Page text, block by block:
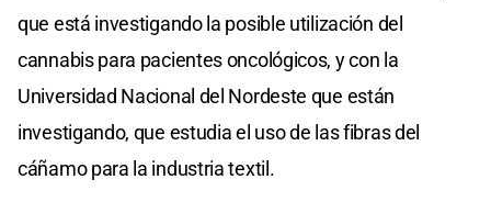
que está investigando la posible utilización del
cannabis para pacientes oncológicos, y con la
Universidad Nacional del Nordeste que están
investigando, que estudia el uso de las fibras del
cáñamo para la industria textil.